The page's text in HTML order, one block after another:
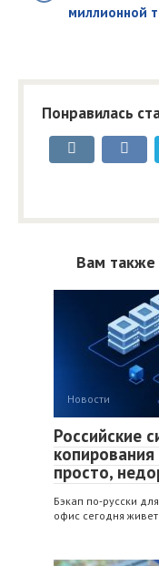
миллионной
Понравилась
Вам
Новости
Российские
просто,
Бэкап по‑русски
офис сегодня